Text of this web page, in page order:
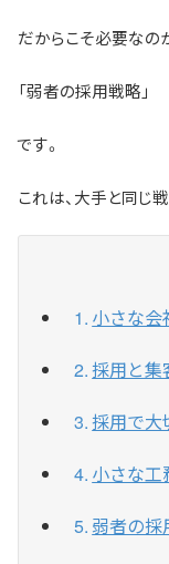
だからこそ必要なの
「弱者の採用戦略」
です。
これは、大手と同じ
小さな会
採用と集
採用で大
小さな工
弱者の採